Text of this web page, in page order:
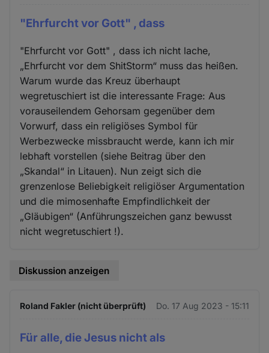
"Ehrfurcht vor Gott" , dass
"Ehrfurcht vor Gott" , dass ich nicht lache,
„Ehrfurcht vor dem ShitStorm“ muss das heißen.
Warum wurde das Kreuz überhaupt
wegretuschiert ist die interessante Frage: Aus
vorauseilendem Gehorsam gegenüber dem
Vorwurf, dass ein religiöses Symbol für
Werbezwecke missbraucht werde, kann ich mir
lebhaft vorstellen (siehe Beitrag über den
„Skandal“ in Litauen). Nun zeigt sich die
grenzenlose Beliebigkeit religiöser Argumentation
und die mimosenhafte Empfindlichkeit der
„Gläubigen“ (Anführungszeichen ganz bewusst
nicht wegretuschiert !).
Diskussion anzeigen
Roland Fakler (nicht überprüft) Do. 17 Aug 2023 - 15:11
Für alle, die Jesus nicht als